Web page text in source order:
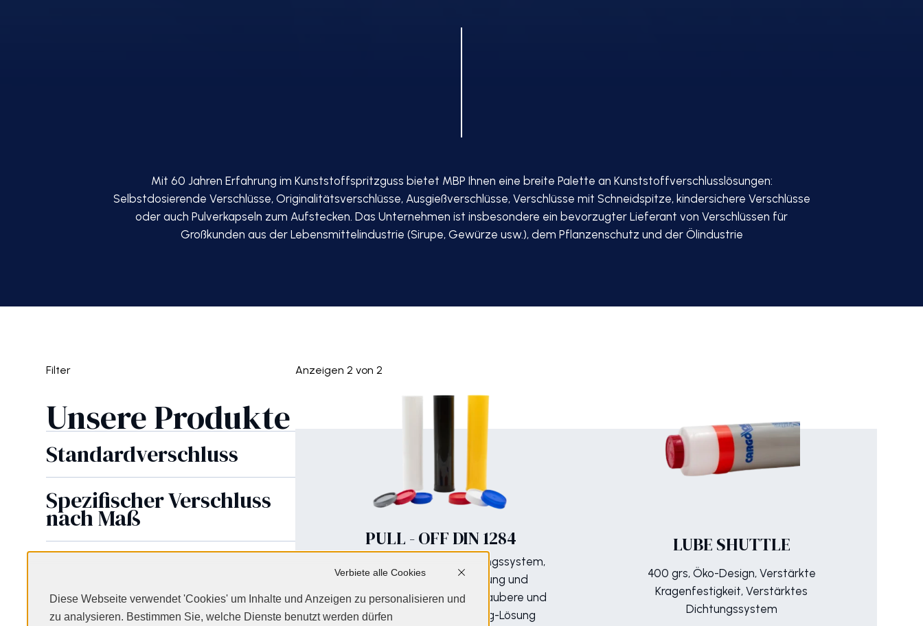
Mit 60 Jahren Erfahrung im Kunststoffspritzguss bietet MBP Ihnen eine breite Palette an Kunststoffverschlusslösungen:
Selbstdosierende Verschlüsse, Originalitätsverschlüsse, Ausgießverschlüsse, Verschlüsse mit Schneidspitze, kindersichere Verschlüsse
oder auch Pulverkapseln zum Aufstecken. Das Unternehmen ist insbesondere ein bevorzugter Lieferant von Verschlüssen für
Großkunden aus der Lebensmittelindustrie (Sirupe, Gewürze usw.), dem Pflanzenschutz und der Ölindustrie
Filter
Unsere Produkte
Standardverschluss
Spezifischer Verschluss
nach Maß
Patronenkappen
Anzeigen2 von2
PULL - OFF DIN 1284
400 grs, Vollständiges Öffnungssystem,
dies optimiert die Entleerung und
vermeidet Fettrückstände. Saubere und
umweltfreundliche Recycling-Lösung
LUBE SHUTTLE
400 grs, Öko-Design, Verstärkte
Kragenfestigkeit, Verstärktes
Dichtungssystem
Diese Webseite verwendet 'Cookies' um Inhalte und Anzeigen zu personalisieren und
zu analysieren. Bestimmen Sie, welche Dienste benutzt werden dürfen
Verbiete alle Cookies